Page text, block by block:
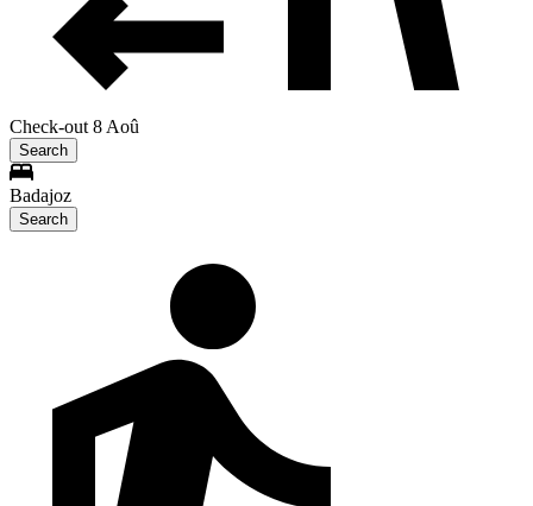
Check-out 8 Aoû
Search
Badajoz
Search